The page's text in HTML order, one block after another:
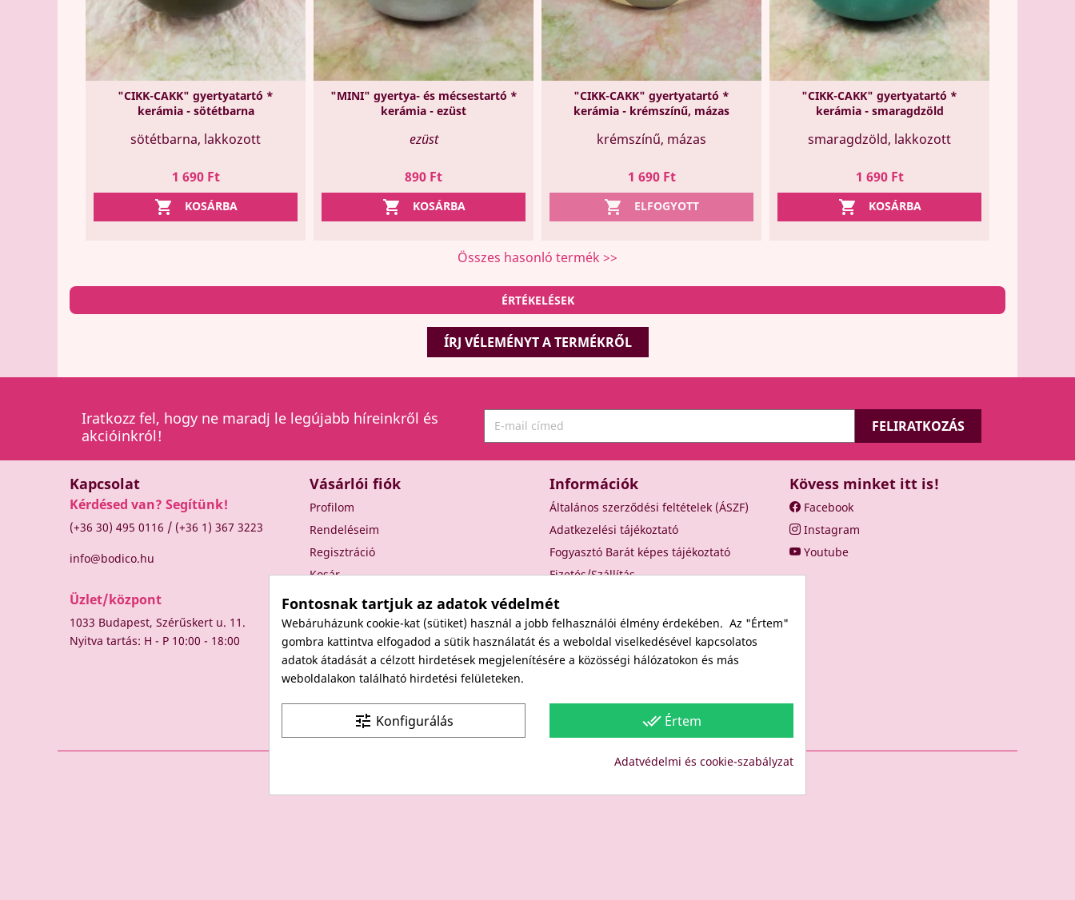
"CIKK-CAKK" gyertyatartó *
kerámia - sötétbarna
sötétbarna, lakkozott
Ár
1 690 Ft
 KOSÁRBA
"MINI" gyertya- és mécsestartó *
kerámia - ezüst
ezüst
Ár
890 Ft
 KOSÁRBA
"CIKK-CAKK" gyertyatartó *
kerámia - krémszínű, mázas
krémszínű, mázas
Ár
1 690 Ft
 ELFOGYOTT
"CIKK-CAKK" gyertyatartó *
kerámia - smaragdzöld
smaragdzöld, lakkozott
Ár
1 690 Ft
 KOSÁRBA
Összes hasonló termék >>
ÉRTÉKELÉSEK
ÍRJ VÉLEMÉNYT A TERMÉKRŐL
Iratkozz fel, hogy ne maradj le legújabb híreinkről és
akcióinkról!
Kapcsolat
Kérdésed van? Segítünk!
(+36 30) 495 0116 / (+36 1) 367 3223
info@bodico.hu
Üzlet/központ
1033 Budapest, Szérűskert u. 11.
Nyitva tartás: H - P 10:00 - 18:00
Vásárlói fiók
Profilom
Rendeléseim
Regisztráció
Kosár
Információk
Általános szerződési feltételek (ÁSZF)
Adatkezelési tájékoztató
Fogyasztó Barát képes tájékoztató
Fizetés/Szállítás
Elállási nyilatkozat
Elállás a szerződéstől
Rólunk
Kapcsolat
Kövess minket itt is!
Facebook
Instagram
Youtube
Site protected by reCAPTCHA. Terms
Fontosnak tartjuk az adatok védelmét
Webáruházunk cookie-kat (sütiket) használ a jobb felhasználói élmény érdekében. Az "Értem"
gombra kattintva elfogadod a sütik használatát és a weboldal viselkedésével kapcsolatos
adatok átadását a célzott hirdetések megjelenítésére a közösségi hálózatokon és más
weboldalakon található hirdetési felületeken.
done_all Értem
tune Konfigurálás
Adatvédelmi és cookie-szabályzat